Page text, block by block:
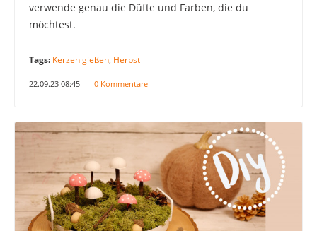
verwende genau die Düfte und Farben, die du
möchtest.
Tags: Kerzen gießen, Herbst
22.09.23 08:45 0 Kommentare